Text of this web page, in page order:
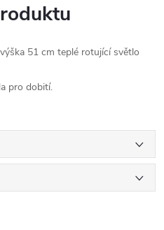
51 cm teplé rotující světlo
pro dobití.